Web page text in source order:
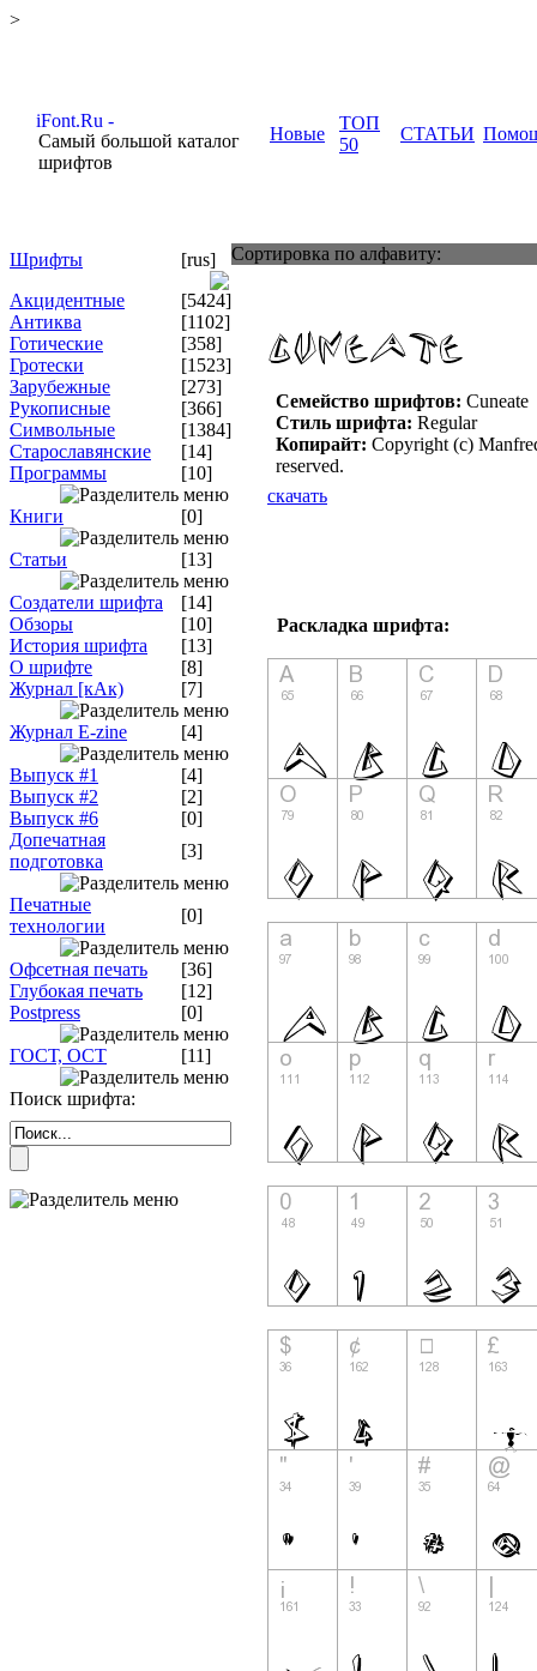
>
Самый большой каталог
шрифтов
Новые
ТОП
50
СТАТЬИ
Шрифты
[rus]
Акцидентные
[5424]
Антиква
[1102]
Готические
[358]
Гротески
[1523]
Зарубежные
[273]
Рукописные
[366]
Символьные
[1384]
Старославянские
[14]
Программы
[10]
Книги [0]
Статьи [13]
Создатели шрифта
[14]
Обзоры
[10]
История шрифта
[13]
О шрифте
[8]
Журнал [кАк)
[7]
Журнал E-zine [4]
Выпуск #1
[4]
Выпуск #2
[2]
Выпуск #6
[0]
Допечатная
подготовка
[3]
Печатные
технологии
[0]
Офсетная печать
[36]
Глубокая печать
[12]
Postpress
[0]
ГОСТ, ОСТ [11]
Поиск шрифта:
Сортировка по алфавиту:
Семейство шрифтов: Cuneate
Стиль шрифта: Regular
Копирайт: Copyright (c)
reserved.
скачать
Раскладка шрифта: